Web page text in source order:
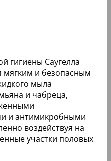
гигиены Саугелла
мягким и безопасным
мыла
и чабреца,
и антимикробными
воздействуя на
участки половых